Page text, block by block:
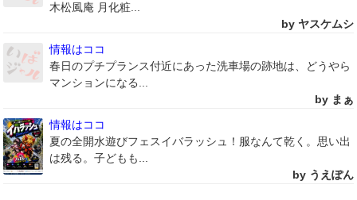
木松風庵 月化粧...
by ヤスケムシ
情報はココ
春日のプチプランス付近にあった洗車場の跡地は、どうやら
マンションになる...
by まぁ
情報はココ
夏の全開水遊びフェスイバラッシュ！服なんて乾く。思い出
は残る。子どもも...
by うえぽん